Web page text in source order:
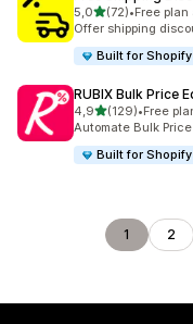
5,05 yıldız
(72)
toplam 72•Free
Offer shipping
Built for Shopify
RUBIX Bulk Price
4,95 yıldız
(129)
toplam 129•Free
Automate Bulk
Built for Shopify
1 2